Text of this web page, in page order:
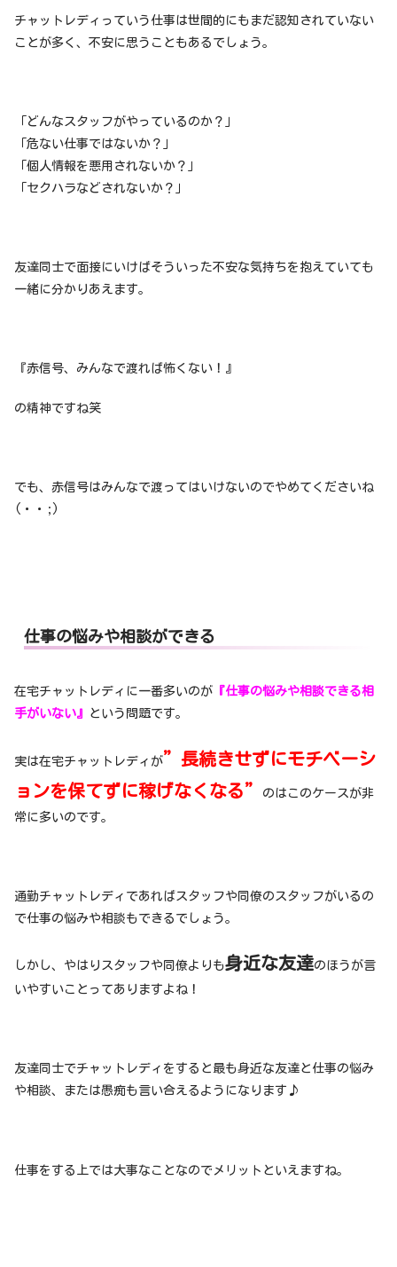
チャットレディっていう仕事は世間的にもまだ認知されていない
ことが多く、不安に思うこともあるでしょう。
「どんなスタッフがやっているのか？」
「危ない仕事ではないか？」
「個人情報を悪用されないか？」
「セクハラなどされないか？」
友達同士で面接にいけばそういった不安な気持ちを抱えていても
一緒に分かりあえます。
『赤信号、みんなで渡れば怖くない！』
の精神ですね笑
でも、赤信号はみんなで渡ってはいけないのでやめてくださいね
(・・;)
仕事の悩みや相談ができる
在宅チャットレディに一番多いのが 『仕事の悩みや相談できる相
手がいない』
という問題です。
実は在宅チャットレディが”長続きせずにモチベーシ
ョンを保てずに稼げなくなる”
のはこのケースが非
常に多いのです。
通勤チャットレディであればスタッフや同僚のスタッフがいるの
で仕事の悩みや相談もできるでしょう。
しかし、やはりスタッフや同僚よりも身近な友達のほうが言
いやすいことってありますよね！
友達同士でチャットレディをすると最も身近な友達と仕事の悩み
や相談、または愚痴も言い合えるようになります♪
仕事をする上では大事なことなのでメリットといえますね。